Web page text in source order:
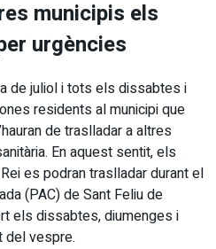
municipis els
urgències
de juliol i tots els dissabtes i
residents al municipi que
de traslladar a altres
En aquest sentit, els
es podran traslladar durant el
(PAC) de Sant Feliu de
els dissabtes, diumenges i
del vespre.